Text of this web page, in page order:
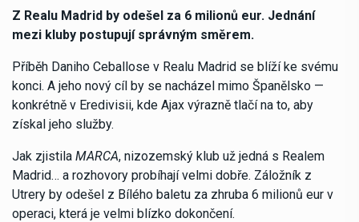
Z Realu Madrid by odešel za 6 milionů eur. Jednání
mezi kluby postupují správným směrem.
Příběh Daniho Ceballose v Realu Madrid se blíží ke svému
konci. A jeho nový cíl by se nacházel mimo Španělsko —
konkrétně v Eredivisii, kde Ajax výrazně tlačí na to, aby
získal jeho služby.
Jak zjistila MARCA, nizozemský klub už jedná s Realem
Madrid… a rozhovory probíhají velmi dobře. Záložník z
Utrery by odešel z Bílého baletu za zhruba 6 milionů eur v
operaci, která je velmi blízko dokončení.